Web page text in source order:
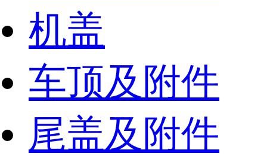
机盖
车顶及附件
尾盖及附件